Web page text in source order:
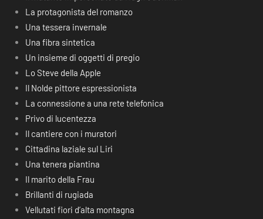
La protagonista del romanzo
Una tessera invernale
Una fibra sintetica
Un insieme di oggetti di pregio
Lo Steve della Apple
Il Nolde pittore espressionista
La connessione a una rete telefonica
Privo di lucentezza
Il cantiere con i muratori
Cittadina laziale sul Liri
Una tenera piantina
Il marito della Frau
Brillanti di rugiada
Vellutati fiori d’alta montagna